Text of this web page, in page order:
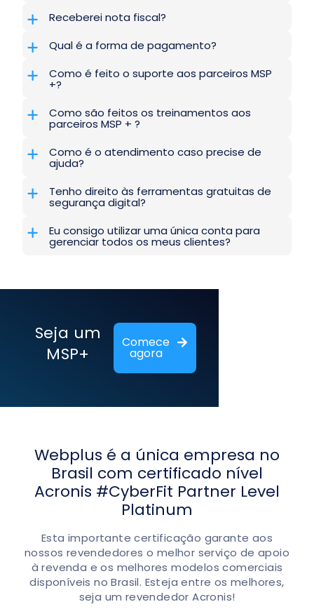
Receberei nota fiscal?
Qual é a forma de pagamento?
Como é feito o suporte aos parceiros MSP
+?
Como são feitos os treinamentos aos
parceiros MSP + ?
Como é o atendimento caso precise de
ajuda?
Tenho direito às ferramentas gratuitas de
segurança digital?
Eu consigo utilizar uma única conta para
gerenciar todos os meus clientes?
Seja um
MSP+
Comece
agora
Webplus é a única empresa no
Brasil com certificado nível
Acronis #CyberFit Partner Level
Platinum
Esta importante certificação garante aos
nossos revendedores o melhor serviço de apoio
à revenda e os melhores modelos comerciais
disponíveis no Brasil. Esteja entre os melhores,
seja um revendedor Acronis!